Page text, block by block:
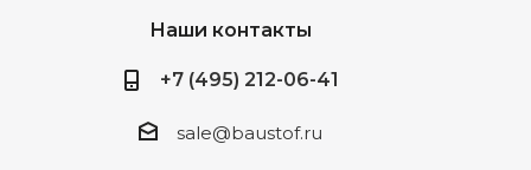
Наши контакты
+7 (495) 212-06-41
sale@baustof.ru